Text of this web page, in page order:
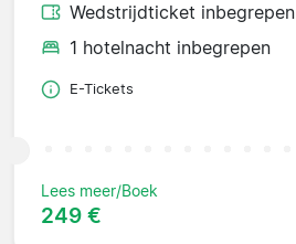
Wedstrijdticket inbegrepen
1 hotelnacht inbegrepen
E-Tickets
Lees meer/Boek
249 €